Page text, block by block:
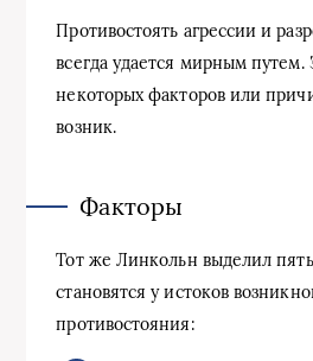
Противостоять агрессии и
всегда удается мирным путем.
некоторых факторов или
возник.
Факторы
Тот же Линкольн выделил
становятся у истоков
противостояния: